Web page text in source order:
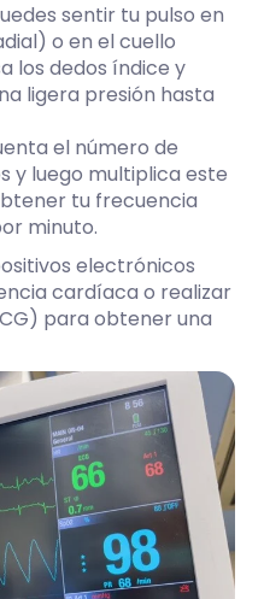
sentir tu pulso en
o en el cuello
los dedos índice y
ligera presión hasta
el número de
y luego multiplica este
tu frecuencia
minuto.
electrónicos
cardíaca o realizar
para obtener una